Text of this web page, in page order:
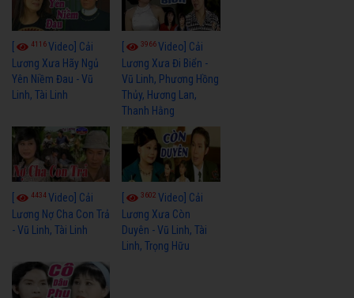
4116Video] Cải
Lương Xưa Hãy Ngủ
Yên Niềm Đau - Vũ
Linh, Tài Linh
3966Video] Cải
Lương Xưa Đi Biển -
Vũ Linh, Phương Hồng
Thủy, Hương Lan,
Thanh Hằng
4434Video] Cải
Lương Nợ Cha Con Trả
- Vũ Linh, Tài Linh
3602Video] Cải
Lương Xưa Còn
Duyên - Vũ Linh, Tài
Linh, Trọng Hữu